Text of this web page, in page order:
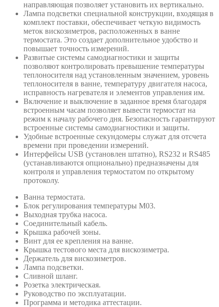
направляющая позволяет установить их вертикально.
Лампа подсветки специальной конструкции, входящая в
комплект поставки, обеспечивает четкую видимость
меток вискозиметров, расположенных в ванне
термостата. Это создает дополнительное удобство и
повышает точность измерений.
Развитые системы самодиагностики и защиты
позволяют контролировать превышение температуры
теплоносителя над установленным значением, уровень
теплоносителя в ванне, температуру двигателя насоса,
исправность нагревателя и элементов управления им.
Включение и выключение в заданное время благодаря
встроенным часам позволяет вывести термостат на
режим к началу рабочего дня. Безопасность гарантируют
встроенные системы самодиагностики и защиты.
Удобные встроенные секундомеры служат для отсчета
времени при проведении измерений.
Интерфейсы USB (установлен штатно), RS232 и RS485
(устанавливаются опционально) предназначены для
контроля и управления термостатом по открытому
протоколу.
Ванна термостата.
Блок регулирования температуры М03.
Выходная трубка насоса.
Соединительный кабель.
Крышка рабочей зоны.
Винт для ее крепления на ванне.
Крышка тестового места для вискозиметра.
Держатель для вискозиметров.
Лампа подсветки.
Сливной шланг.
Розетка электрическая.
Руководство по эксплуатации.
Программа и методика аттестации.